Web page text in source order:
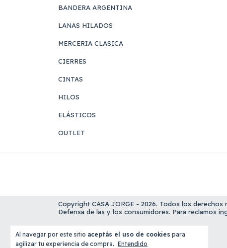
Al navegar por este sitio aceptás el uso de cookies para
agilizar tu experiencia de compra. Entendido
BANDERA ARGENTINA
LANAS HILADOS
MERCERIA CLASICA
CIERRES
CINTAS
HILOS
ELÁSTICOS
OUTLET
Copyright CASA JORGE - 2026. Todos los derechos
Defensa de las y los consumidores. Para reclamos